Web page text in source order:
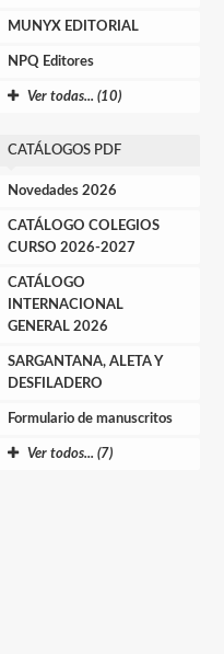
MUNYX EDITORIAL
NPQ Editores
Ver todas... (10)
CATÁLOGOS PDF
Novedades 2026
CATÁLOGO COLEGIOS
CURSO 2026-2027
CATÁLOGO
INTERNACIONAL
GENERAL 2026
SARGANTANA, ALETA Y
DESFILADERO
Formulario de manuscritos
Ver todos... (7)